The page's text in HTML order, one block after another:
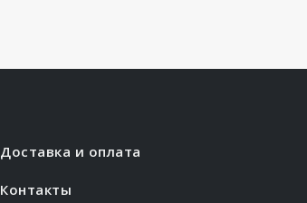
Доставка и оплата
Контакты